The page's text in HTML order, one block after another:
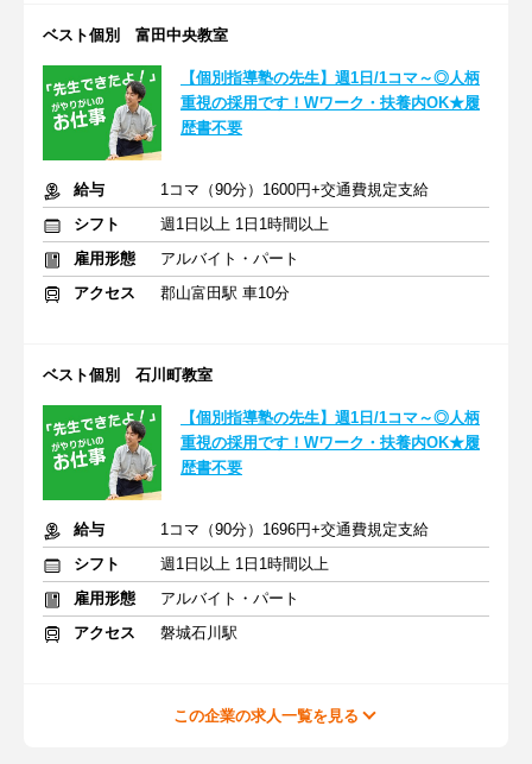
ベスト個別 富田中央教室
【個別指導塾の先生】週1日/1コマ～◎人柄
重視の採用です！Wワーク・扶養内OK★履
歴書不要
給与
1コマ（90分）1600円+交通費規定支給
シフト
週1日以上 1日1時間以上
雇用形態
アルバイト・パート
アクセス
郡山富田駅 車10分
ベスト個別 石川町教室
【個別指導塾の先生】週1日/1コマ～◎人柄
重視の採用です！Wワーク・扶養内OK★履
歴書不要
給与
1コマ（90分）1696円+交通費規定支給
シフト
週1日以上 1日1時間以上
雇用形態
アルバイト・パート
アクセス
磐城石川駅
この企業の求人一覧を見る